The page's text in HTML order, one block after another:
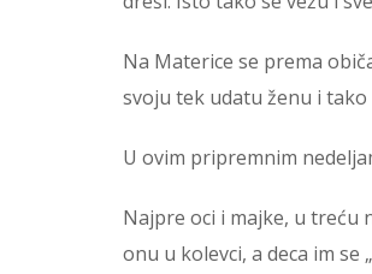
Na Materice se prema
svoju tek udatu ženu i
U ovim pripremnim
Najpre oci i majke, u treću
onu u kolevci, a deca im